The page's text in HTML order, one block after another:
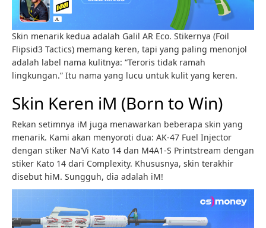
Skin menarik kedua adalah Galil AR Eco. Stikernya (Foil
Flipsid3 Tactics) memang keren, tapi yang paling menonjol
adalah label nama kulitnya: “Teroris tidak ramah
lingkungan.” Itu nama yang lucu untuk kulit yang keren.
Skin Keren iM (Born to Win)
Rekan setimnya iM juga menawarkan beberapa skin yang
menarik. Kami akan menyoroti dua: AK-47 Fuel Injector
dengan stiker Na’Vi Kato 14 dan M4A1-S Printstream dengan
stiker Kato 14 dari Complexity. Khususnya, skin terakhir
disebut hiM. Sungguh, dia adalah iM!